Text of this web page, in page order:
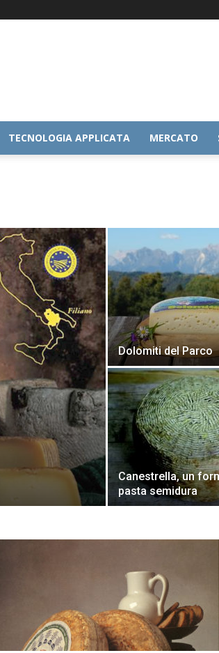
TECNOLOGIA APPLICATA MERCATO
Dolomiti del Parco
Canestrella, un
pasta semidura